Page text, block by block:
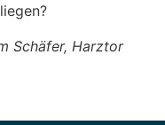
Schäfer, Harztor